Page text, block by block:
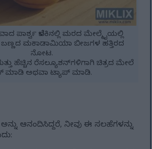
ಪಾರ್ಶ್ವ ಬೆಳಕಿನಲ್ಲಿ ಮರದ ಮೇಲ್ಮೈಯಲ್ಲಿ
ಬಣ್ಣದ ಮಕಾಡಾಮಿಯಾ ಬೀಜಗಳ ಹತ್ತಿರದ
ನೋಟ.
ಹೆಚ್ಚಿನ ರೆಸಲ್ಯೂಶನ್‌ಗಳಿಗಾಗಿ ಚಿತ್ರದ ಮೇಲೆ
ಮಾಡಿ ಅಥವಾ ಟ್ಯಾಪ್ ಮಾಡಿ.
ಆನಂದಿಸಿದ್ದರೆ, ನೀವು ಈ ಸಲಹೆಗಳನ್ನು